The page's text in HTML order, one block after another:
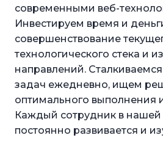
современными веб-
Инвестируем время и
совершенствование
технологического стека и
направлений.
задач ежедневно, ищем
оптимального выполнения
Каждый сотрудник в
постоянно развивается и